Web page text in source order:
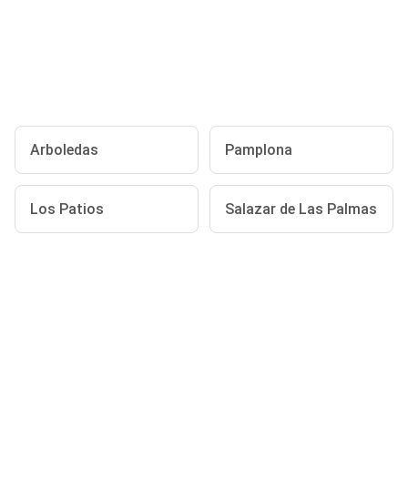
Arboledas Pamplona
Los Patios Salazar de Las Palmas